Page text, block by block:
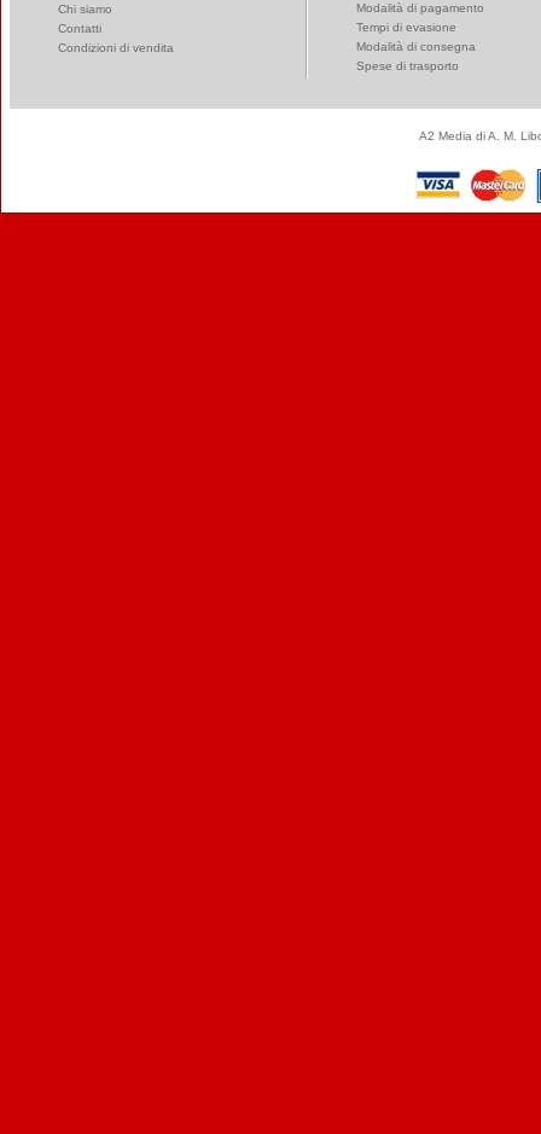
Chi siamo
Contatti
Condizioni di vendita
Modalità di pagamento
Tempi di evasione
Modalità di consegna
Spese di trasporto
A2 Media di A. M.